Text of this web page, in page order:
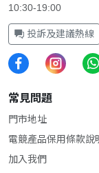
10:30-19:00
投訴及建議熱線
常見問題
門市地址
電競產品保用條款說
加入我們